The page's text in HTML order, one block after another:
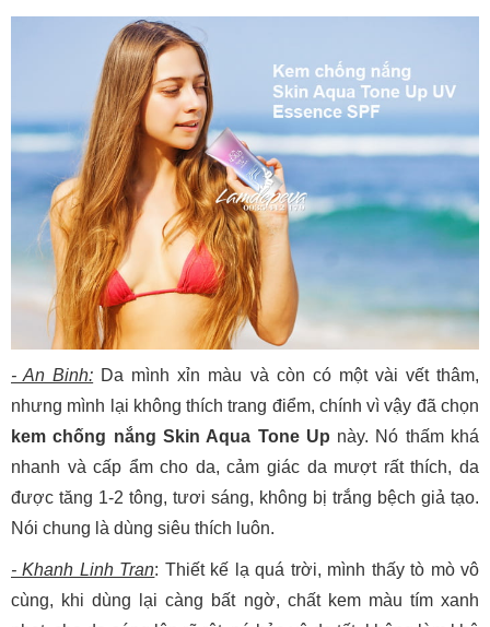
- An Binh: Da mình xỉn màu và còn có một vài vết thâm,
nhưng mình lại không thích trang điểm, chính vì vậy đã chọn
kem chống nắng Skin Aqua Tone Up này. Nó thấm khá
nhanh và cấp ẩm cho da, cảm giác da mượt rất thích, da
được tăng 1-2 tông, tươi sáng, không bị trắng bệch giả tạo.
Nói chung là dùng siêu thích luôn.
- Khanh Linh Tran: Thiết kế lạ quá trời, mình thấy tò mò vô
cùng, khi dùng lại càng bất ngờ, chất kem màu tím xanh